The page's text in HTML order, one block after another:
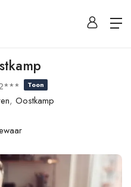
Toon
, Oostkamp